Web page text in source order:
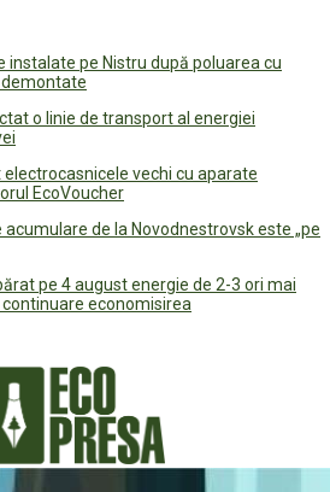
instalate pe Nistru după poluarea cu
o linie de transport al energiei
vechi cu aparate
EcoVoucher
acumulare de la Novodnestrovsk este „pe
pe 4 august energie de 2-3 ori mai
economisirea